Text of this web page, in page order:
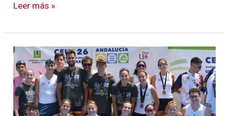
Leer más »
La
Universidad
de
Sevilla
cierra